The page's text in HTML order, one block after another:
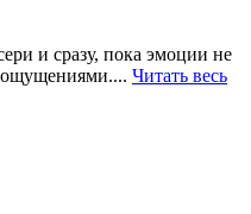
и сразу, пока эмоции не
ощущениями.... Читать весь